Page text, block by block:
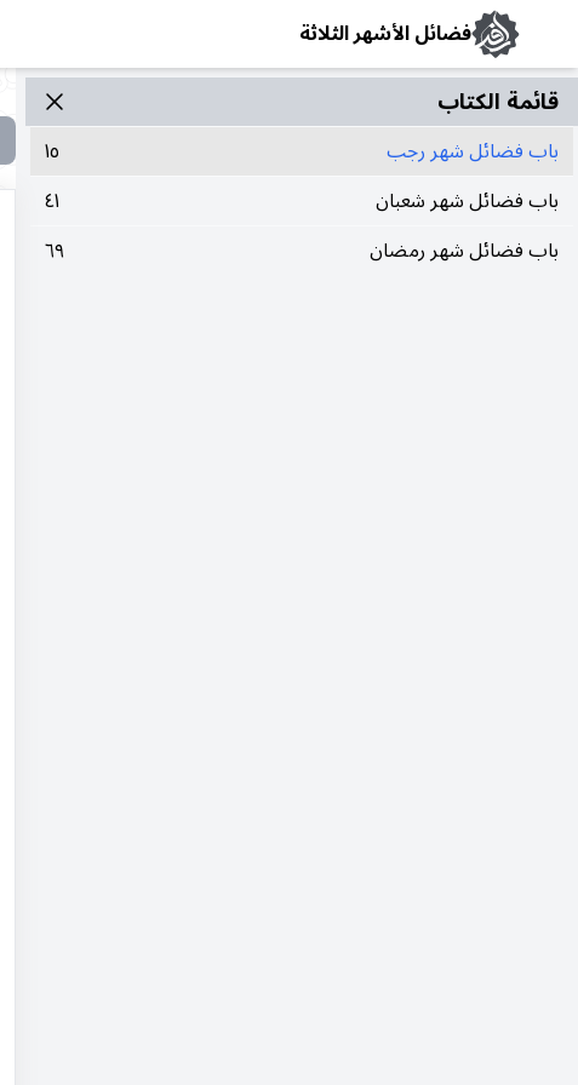
فضائل الأشهر الثلاثة
قائمة الکتاب
باب فضائل شهر رجب
١٥
باب فضائل شهر شعبان
٤١
باب فضائل شهر رمضان
٦٩